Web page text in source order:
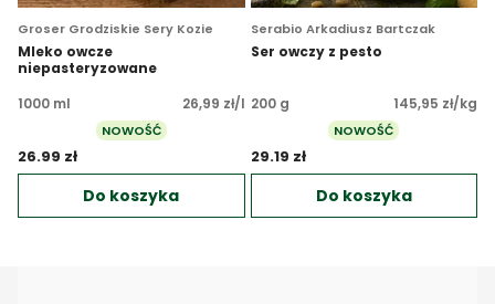
Groser Grodziskie Sery Kozie
Mleko owcze
niepasteryzowane
1000 ml
26,99 zł/l
NOWOŚĆ
26.99 zł
Do koszyka
Serabio Arkadiusz Bartczak
Ser owczy z pesto
200 g 145,95 zł/kg
NOWOŚĆ
29.19 zł
Do koszyka